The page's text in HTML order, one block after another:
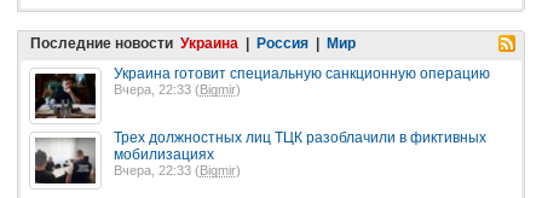
Последние новости Украина | Россия | Мир
Украина готовит специальную санкционную операцию
Вчера, 22:33 (Bigmir)
Трех должностных лиц ТЦК разоблачили в фиктивных
мобилизациях
Вчера, 22:33 ( Bigmir)